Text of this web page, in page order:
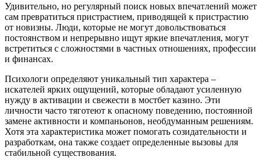
Удивительно, но регулярный поиск новых впечатлений может
сам превратиться пристрастием, приводящей к пристрастию
от новизны. Люди, которые не могут довольствоваться
постоянством и непрерывно ищут яркие впечатления, могут
встретиться с сложностями в частных отношениях, профессии
и финансах.
Психологи определяют уникальный тип характера –
искателей ярких ощущений, которые обладают усиленную
нужду в активации и свежести в мостбет казино. Эти
личности часто тяготеют к опасному поведению, постоянной
замене активности и компаньонов, необдуманным решениям.
Хотя эта характеристика может помогать созидательности и
разработкам, она также создает определенные вызовы для
стабильной существования.